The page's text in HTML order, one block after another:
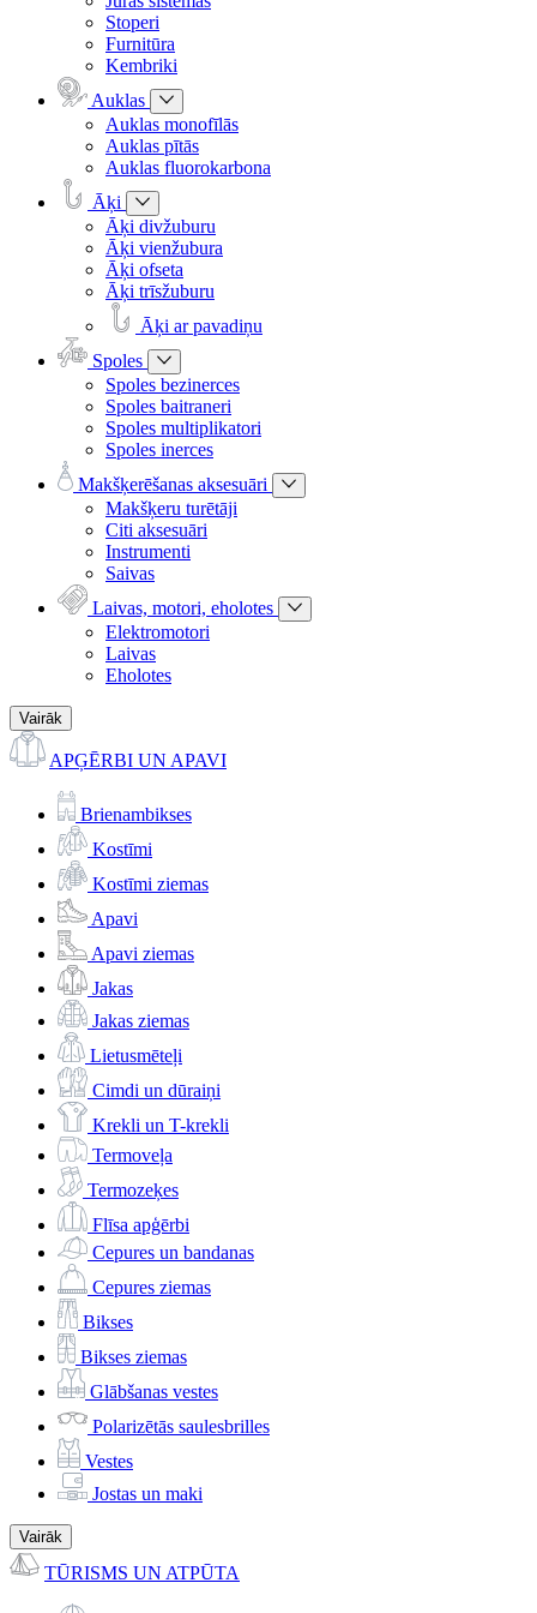
Stoperi
Furnitūra
Kembriki
Auklas
Auklas monofīlās
Auklas pītās
Auklas fluorokarbona
Āķi
Āķi divžuburu
Āķi vienžubura
Āķi ofseta
Āķi trīsžuburu
Āķi ar pavadiņu
Spoles
Spoles bezinerces
Spoles baitraneri
Spoles multiplikatori
Spoles inerces
Makšķerēšanas aksesuāri
Makšķeru turētāji
Citi aksesuāri
Instrumenti
Saivas
Laivas, motori, eholotes
Elektromotori
Laivas
Eholotes
Vairāk
APĢĒRBI UN APAVI
Brienambikses
Kostīmi
Kostīmi ziemas
Apavi
Apavi ziemas
Jakas
Jakas ziemas
Lietusmēteļi
Cimdi un dūraiņi
Krekli un T-krekli
Termoveļa
Termozeķes
Flīsa apģērbi
Cepures un bandanas
Cepures ziemas
Bikses
Bikses ziemas
Glābšanas vestes
Polarizētās saulesbrilles
Vestes
Jostas un maki
Vairāk
TŪRISMS UN ATPŪTA